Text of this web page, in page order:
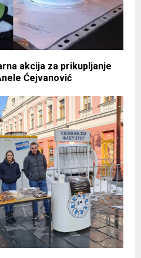
akcija za prikupljanje
Ćejvanović